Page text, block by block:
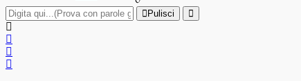
Pulisci